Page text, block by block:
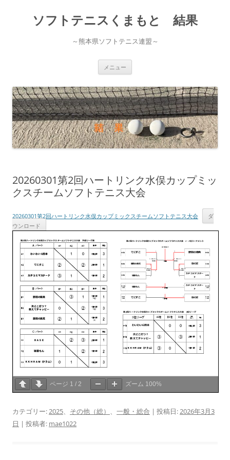
ソフトテニスくまもと 結果
～熊本県ソフトテニス連盟～
メニュー
ン
ツ
へ
ス
キ
ッ
プ
20260301第2回ハートリンク水俣カップミッ
クスチームソフトテニス大会
20260301第2回ハートリンク水俣カップミックスチームソフトテニス大会
ダ
ウンロード
ページ 1 / 2 ズーム 100%
カテゴリー: 2025 その他（総） 一般・総合 | 投稿日: 2026年3月3
日 | 投稿者: mae1022